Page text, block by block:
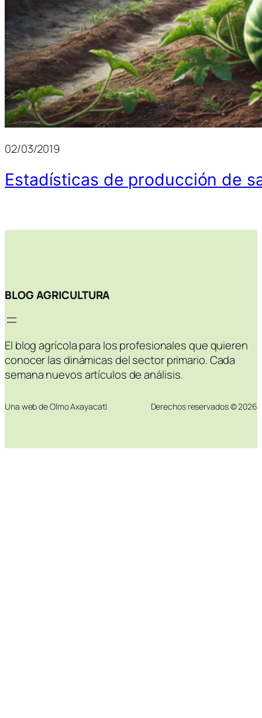
02/03/2019
Estadísticas de producción de
BLOG AGRICULTURA
El blog agrícola para los profesionales que quieren
conocer las dinámicas del sector primario. Cada
semana nuevos artículos de análisis.
Una web de Olmo Axayacatl Derechos reservados © 2026